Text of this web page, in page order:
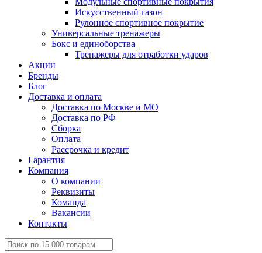
Искусственный газон
Рулонное спортивное покрытие
Универсальные тренажеры
Бокс и единоборства
Тренажеры для отработки ударов
Акции
Бренды
Блог
Доставка и оплата
Доставка по Москве и МО
Доставка по РФ
Сборка
Оплата
Рассрочка и кредит
Гарантия
Компания
О компании
Реквизиты
Команда
Вакансии
Контакты